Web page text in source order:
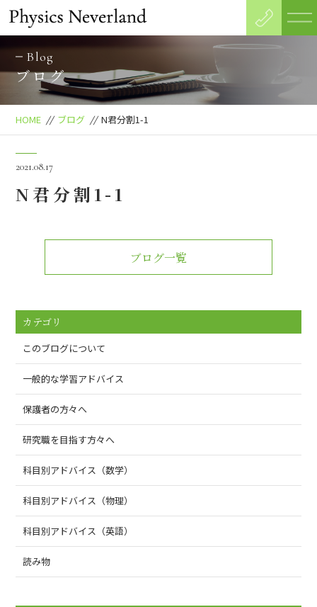
Blog
ブログ
HOME // ブログ // N君分割1-1
2021.08.17
N君分割1-1
ブログ一覧
カテゴリ
このブログについて
一般的な学習アドバイス
保護者の方々へ
研究職を目指す方々へ
科目別アドバイス（数学）
科目別アドバイス（物理）
科目別アドバイス（英語）
読み物